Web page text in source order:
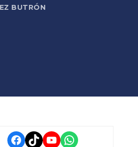
BUTRÓN
Facebook
TikTokYouTube
WhatsApp